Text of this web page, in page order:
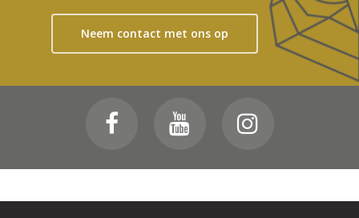
Neem contact met ons op